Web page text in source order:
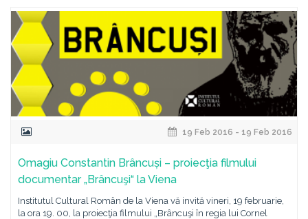
19 Feb 2016 - 19 Feb 2016
Omagiu Constantin Brâncuși – proiecţia filmului
documentar „Brâncuşi“ la Viena
Institutul Cultural Român de la Viena vă invită vineri, 19 februarie,
la ora 19. 00, la proiecţia filmului „Brâncuşi în regia lui Cornel